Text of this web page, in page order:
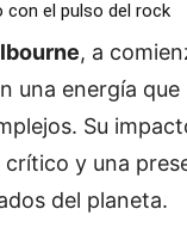
con el pulso del rock
, a
una energía
Su
y una
del planeta.